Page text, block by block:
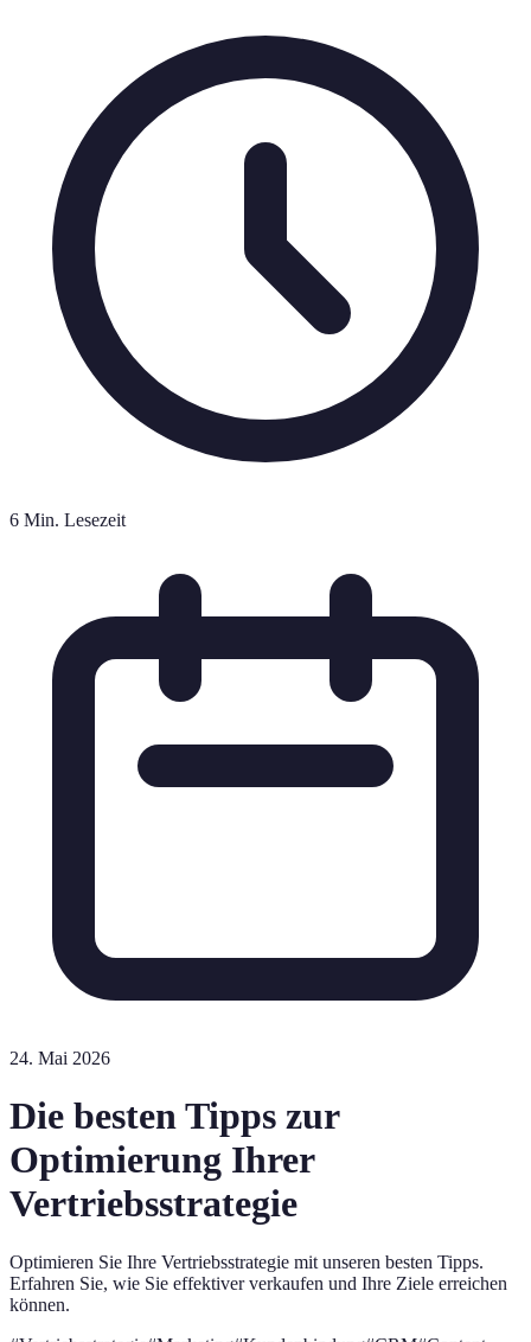
6 Min. Lesezeit
24. Mai 2026
Die besten Tipps zur
Optimierung Ihrer
Vertriebsstrategie
Optimieren Sie Ihre Vertriebsstrategie mit unseren besten Tipps.
Erfahren Sie, wie Sie effektiver verkaufen und Ihre Ziele erreichen
können.